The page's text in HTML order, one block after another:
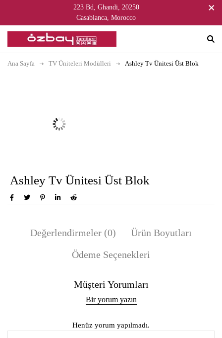
223 Bd, Ghandi, 20250
Casablanca, Morocco
Ana Sayfa TV Üniteleri Modülleri Ashley Tv Ünitesi Üst Blok
Ashley Tv Ünitesi Üst Blok
Değerlendirmeler (0)
Ürün Boyutları
Ödeme Seçenekleri
Müşteri Yorumları
Bir yorum yazın
Henüz yorum yapılmadı.